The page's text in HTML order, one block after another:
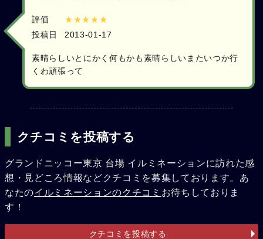
評価
★★★★★
投稿日
2013-01-17
素晴らしいとにかく何もかも素晴らしいまたいつか行
くわ頑張って
クチコミを投稿する
グランドニッコー東京 台場 イルミネーションに訪れた感
想・見どころ情報などクチコミを募集しております。あ
なたのイルミネーションのクチコミ お待ちしておりま
す！
クチコミを投稿する